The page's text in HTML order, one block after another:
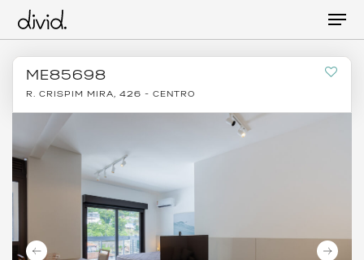
main
content
ME85698
R. CRISPIM MIRA, 426 - CENTRO